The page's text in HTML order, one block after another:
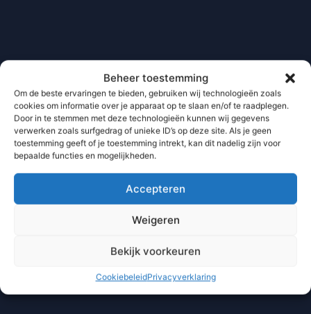
Beheer toestemming
Om de beste ervaringen te bieden, gebruiken wij technologieën zoals
cookies om informatie over je apparaat op te slaan en/of te raadplegen.
Door in te stemmen met deze technologieën kunnen wij gegevens
verwerken zoals surfgedrag of unieke ID’s op deze site. Als je geen
toestemming geeft of je toestemming intrekt, kan dit nadelig zijn voor
bepaalde functies en mogelijkheden.
Accepteren
Weigeren
Bekijk voorkeuren
CookiebeleidPrivacyverklaring